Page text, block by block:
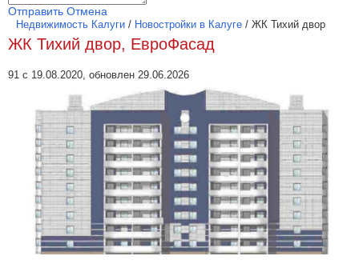
Отправить Отмена
Недвижимость Калуги / Новостройки в Калуге / ЖК Тихий двор
ЖК Тихий двор, ЕвроФасад
91 с 19.08.2020, обновлен 29.06.2026